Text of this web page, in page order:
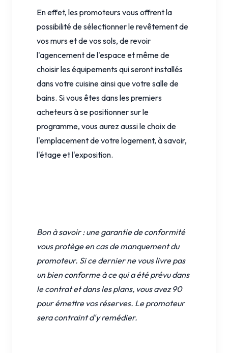
En effet, les promoteurs vous offrent la
possibilité de sélectionner le revêtement de
vos murs et de vos sols, de revoir
l'agencement de l'espace et même de
choisir les équipements qui seront installés
dans votre cuisine ainsi que votre salle de
bains. Si vous êtes dans les premiers
acheteurs à se positionner sur le
programme, vous aurez aussi le choix de
l'emplacement de votre logement, à savoir,
l'étage et l'exposition.
Bon à savoir : une garantie de conformité
vous protège en cas de manquement du
promoteur. Si ce dernier ne vous livre pas
un bien conforme à ce qui a été prévu dans
le contrat et dans les plans, vous avez 90
pour émettre vos réserves. Le promoteur
sera contraint d'y remédier.